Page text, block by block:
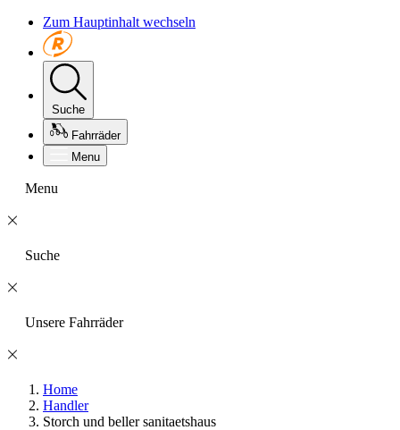
Zum Hauptinhalt wechseln
Suche
Fahrräder
Menu
Menu
Suche
Unsere Fahrräder
Home
Handler
Storch und beller sanitaetshaus